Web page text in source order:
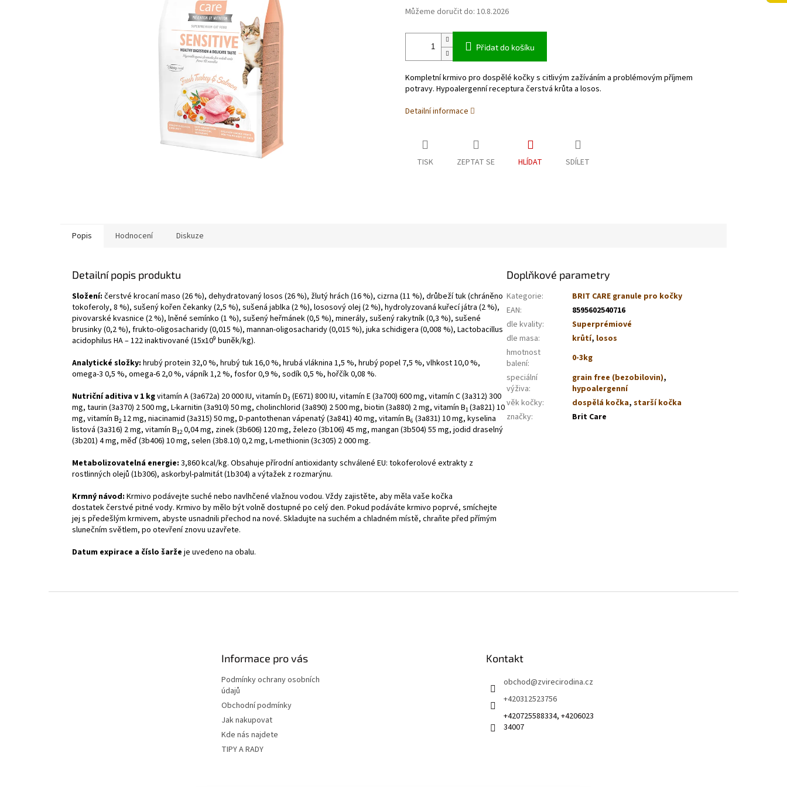
Můžeme doručit do: 10.8.2026
Přidat do košíku
Kompletní krmivo pro dospělé kočky s citlivým zažíváním a problémovým příjmem
potravy. Hypoalergenní receptura čerstvá krůta a losos.
Detailní informace
TISK ZEPTAT SE HLÍDAT SDÍLET
Popis Hodnocení Diskuze
Detailní popis produktu
Složení: čerstvé krocaní maso (26 %), dehydratovaný losos (26 %), žlutý hrách (16 %), cizrna (11 %), drůbeží tuk (chráněno
tokoferoly, 8 %), sušený kořen čekanky (2,5 %), sušená jablka (2 %), lososový olej (2 %), hydrolyzovaná kuřecí játra (2 %),
pivovarské kvasnice (2 %), lněné semínko (1 %), sušený heřmánek (0,5 %), minerály, sušený rakytník (0,3 %), sušené
brusinky (0,2 %), frukto-oligosacharidy (0,015 %), mannan-oligosacharidy (0,015 %), juka schidigera (0,008 %), Lactobacillus
acidophilus HA – 122 inaktivované (15x109 buněk/kg).
Analytické složky: hrubý protein 32,0 %, hrubý tuk 16,0 %, hrubá vláknina 1,5 %, hrubý popel 7,5 %, vlhkost 10,0 %,
omega-3 0,5 %, omega-6 2,0 %, vápník 1,2 %, fosfor 0,9 %, sodík 0,5 %, hořčík 0,08 %.
Nutriční aditiva v 1 kgvitamín A (3a672a) 20 000 IU, vitamín D3 (E671) 800 IU, vitamín E (3a700) 600 mg, vitamín C (3a312) 300
mg, taurin (3a370) 2 500 mg, L-karnitin (3a910) 50 mg, cholinchlorid (3a890) 2 500 mg, biotin (3a880) 2 mg, vitamín B1(3a821) 10
mg, vitamín B212 mg, niacinamid (3a315) 50 mg, D-pantothenan vápenatý (3a841) 40 mg, vitamín B6 (3a831) 10 mg, kyselina
listová (3a316) 2 mg, vitamín B120,04 mg, zinek (3b606) 120 mg, železo (3b106) 45 mg, mangan (3b504) 55 mg, jodid draselný
(3b201) 4 mg, měď (3b406) 10 mg, selen (3b8.10) 0,2 mg, L-methionin (3c305) 2 000 mg.
Metabolizovatelná energie: 3,860 kcal/kg. Obsahuje přírodní antioxidanty schválené EU: tokoferolové extrakty z
rostlinných olejů (1b306), askorbyl-palmitát (1b304) a výtažek z rozmarýnu.
Krmný návod: Krmivo podávejte suché nebo navlhčené vlažnou vodou. Vždy zajistěte, aby měla vaše kočka
dostatek čerstvé pitné vody. Krmivo by mělo být volně dostupné po celý den. Pokud podáváte krmivo poprvé, smíchejte
jej s předešlým krmivem, abyste usnadnili přechod na nové. Skladujte na suchém a chladném místě, chraňte před přímým
slunečním světlem, po otevření znovu uzavřete.
Datum expirace a číslo šarže je uvedeno na obalu.
Doplňkové parametry
Kategorie:
BRIT CARE granule pro kočky
EAN:
8595602540716
dle kvality:
Superprémiové
dle masa: krůtí, losos
hmotnost
balení:
0-3kg
speciální
výživa:
grain free (bezobilovin),
hypoalergenní
věk kočky: dospělá kočka,starší kočka
značky: Brit Care
Informace pro vás
Podmínky ochrany osobních
údajů
Obchodní podmínky
Jak nakupovat
Kde nás najdete
TIPY A RADY
Kontakt
obchod@zvirecirodina.cz
+420312523756
+420725588334, +4206023
34007